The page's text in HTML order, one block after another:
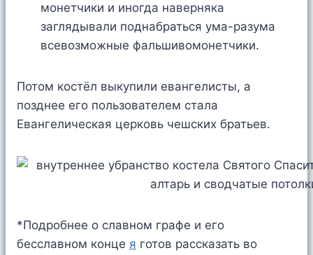
монетчики и иногда наверняка
заглядывали поднабраться ума-разума
всевозможные фальшивомонетчики.
Потом костёл выкупили евангелисты, а
позднее его пользователем стала
Евангелическая церковь чешских братьев.
*Подробнее о славном графе и его
бесславном конце я готов рассказать во